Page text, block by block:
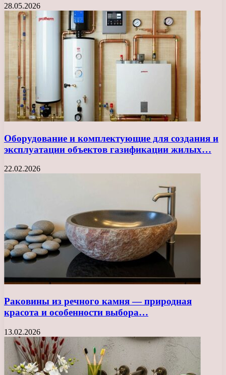
28.05.2026
Оборудование и комплектующие для создания и
эксплуатации объектов газификации жилых…
22.02.2026
Раковины из речного камня — природная
красота и особенности выбора…
13.02.2026